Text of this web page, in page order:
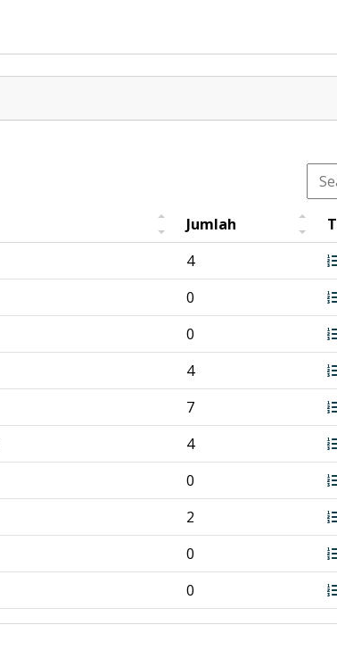
Jumlah
4
0
0
4
7
4
0
2
0
0